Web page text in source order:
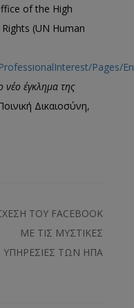
of the High
(UN Human
Pages/
νέο έγκλημα της
Δικαιοσύνη,
ΤΟΥ FACEBOOK
ΜΕ ΤΙΣ ΜΥΣΤΙΚΕΣ
ΥΠΗΡΕΣΙΕΣ ΤΩΝ ΗΠΑ